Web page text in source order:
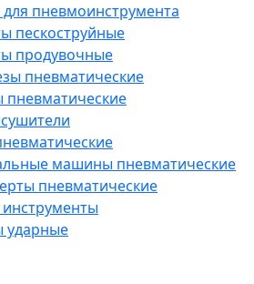
для пневмоинструмента
пескоструйные
продувочные
пневматические
пневматические
машины пневматические
пневматические
ударные